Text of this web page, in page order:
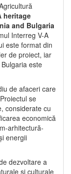
heritage
and Bulgaria
Interreg V-A
este format din
de proiect, iar
este
de afaceri care
se
considerate cu
economică
arhitectură-
energii
dezvoltare a
și culturale